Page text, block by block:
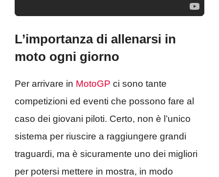
L’importanza di allenarsi in
moto ogni giorno
Per arrivare in MotoGP ci sono tante
competizioni ed eventi che possono fare al
caso dei giovani piloti. Certo, non è l’unico
sistema per riuscire a raggiungere grandi
traguardi, ma è sicuramente uno dei migliori
per potersi mettere in mostra, in modo